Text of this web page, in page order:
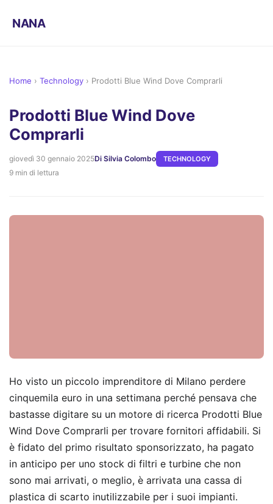
NANA
Home › Technology › Prodotti Blue Wind Dove Comprarli
Prodotti Blue Wind Dove
Comprarli
giovedì 30 gennaio 2025Di Silvia Colombo TECHNOLOGY
9 min di lettura
Ho visto un piccolo imprenditore di Milano perdere
cinquemila euro in una settimana perché pensava che
bastasse digitare su un motore di ricerca Prodotti Blue
Wind Dove Comprarli per trovare fornitori affidabili. Si
è fidato del primo risultato sponsorizzato, ha pagato
in anticipo per uno stock di filtri e turbine che non
sono mai arrivati, o meglio, è arrivata una cassa di
plastica di scarto inutilizzabile per i suoi impianti.